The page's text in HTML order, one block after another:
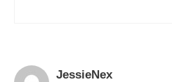
JessieNex